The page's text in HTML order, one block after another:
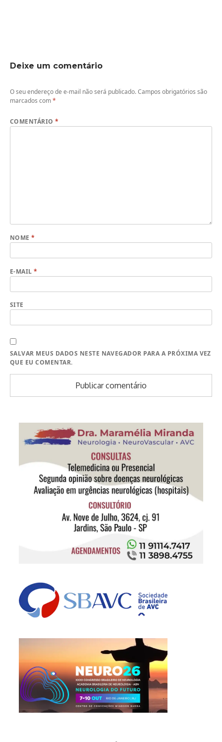
Deixe um comentário
O seu endereço de e-mail não será publicado.Campos obrigatórios são
marcados com*
COMENTÁRIO*
NOME*
E-MAIL*
SITE
SALVAR MEUS DADOS NESTE NAVEGADOR PARA A PRÓXIMA VEZ
QUE EU COMENTAR.